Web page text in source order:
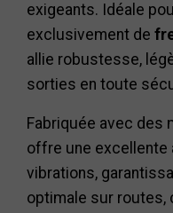
exigeants. Idéale
exclusivement de
allie robustesse,
sorties en toute
Fabriquée avec des
offre une excellente
vibrations,
optimale sur routes,